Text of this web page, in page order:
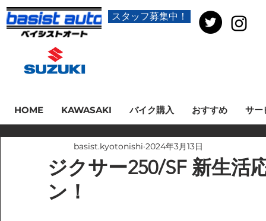
スタッフ募集中！
HOME KAWASAKI バイク購入 おすすめ サー
ジクサー250/SF 新生活
ン！
basist.kyotonishi 2024年3月13日